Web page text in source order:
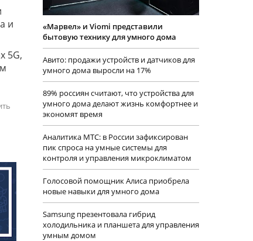
и
5G,
«Марвел» и Viomi представили
бытовую технику для умного дома
Авито: продажи устройств и датчиков для
умного дома выросли на 17%
89% россиян считают, что устройства для
умного дома делают жизнь комфортнее и
экономят время
Аналитика МТС: в России зафиксирован
пик спроса на умные системы для
контроля и управления микроклиматом
Голосовой помощник Алиса приобрела
новые навыки для умного дома
Samsung презентовала гибрид
холодильника и планшета для управления
умным домом